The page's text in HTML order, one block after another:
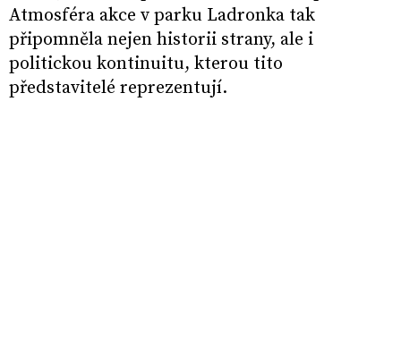
Atmosféra akce v parku Ladronka tak
připomněla nejen historii strany, ale i
politickou kontinuitu, kterou tito
představitelé reprezentují.